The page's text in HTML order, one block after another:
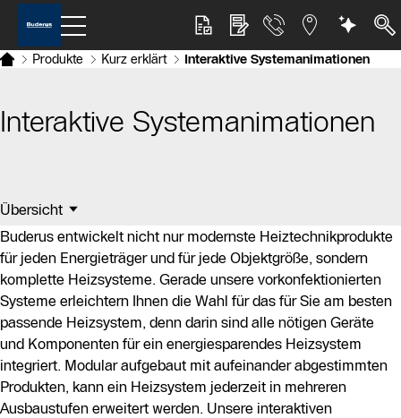
Produkte Kurz erklärt Interaktive Systemanimationen
Interaktive Systemanimationen
Übersicht
Buderus entwickelt nicht nur modernste Heiztechnikprodukte
für jeden Energieträger und für jede Objektgröße, sondern
komplette Heizsysteme. Gerade unsere vorkonfektionierten
Systeme erleichtern Ihnen die Wahl für das für Sie am besten
passende Heizsystem, denn darin sind alle nötigen Geräte
und Komponenten für ein energiesparendes Heizsystem
integriert. Modular aufgebaut mit aufeinander abgestimmten
Produkten, kann ein Heizsystem jederzeit in mehreren
Ausbaustufen erweitert werden. Unsere interaktiven